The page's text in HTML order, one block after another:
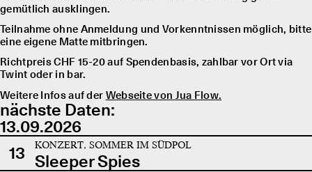
gemütlich ausklingen.
Teilnahme ohne Anmeldung und Vorkenntnissen möglich, bitte
eine eigene Matte mitbringen.
Richtpreis CHF 15-20 auf Spendenbasis, zahlbar vor Ort via
Twint oder in bar.
Weitere Infos auf der Webseite von Jua Flow.
nächste Daten:
13.09.2026
13
KONZERT, SOMMER IM SÜDPOL
Sleeper Spies